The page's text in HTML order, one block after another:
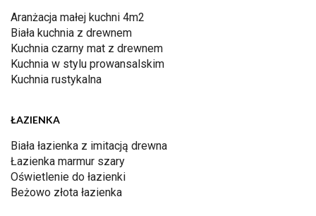
Aranżacja małej kuchni 4m2
Biała kuchnia z drewnem
Kuchnia czarny mat z drewnem
Kuchnia w stylu prowansalskim
Kuchnia rustykalna
ŁAZIENKA
Biała łazienka z imitacją drewna
Łazienka marmur szary
Oświetlenie do łazienki
Beżowo złota łazienka